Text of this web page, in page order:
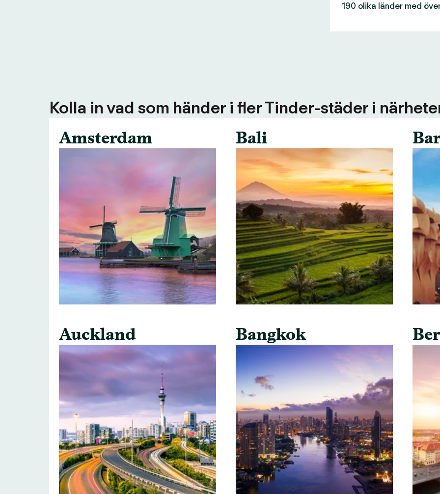
190 olika länder med
Kolla in vad som händer i fler Tinder-städer i
Amsterdam
Auckland
Bali
Bangkok